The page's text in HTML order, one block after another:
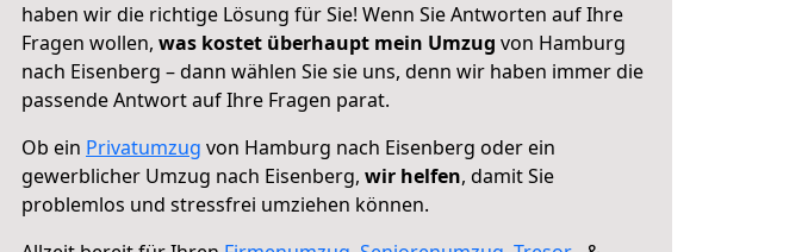
haben wir die richtige Lösung für Sie! Wenn Sie Antworten auf Ihre
Fragen wollen, was kostet überhaupt mein Umzug von Hamburg
nach Eisenberg – dann wählen Sie sie uns, denn wir haben immer die
passende Antwort auf Ihre Fragen parat.
Ob ein Privatumzug von Hamburg nach Eisenberg oder ein
gewerblicher Umzug nach Eisenberg, wir helfen, damit Sie
problemlos und stressfrei umziehen können.